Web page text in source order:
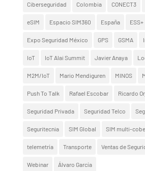
Ciberseguridad Colombia CONECT3
eSIM Espacio SIM360 España ESS+
Expo Seguridad México GPS GSMA
IoT IoT Alai Summit Javier Anaya
M2M/IoT Mario Mendiguren MINOS
Push To Talk Rafael Escobar Ricardo
Seguridad Privada Seguridad Telco
Seguritecnia SIM Global SIM multi-
telemetría Transporte Ventas de
Webinar Álvaro García